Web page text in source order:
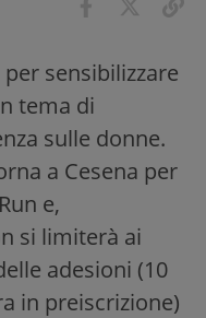
sensibilizzare
tema di
sulle donne.
a Cesena per
e,
si limiterà ai
adesioni (10
in preiscrizione)